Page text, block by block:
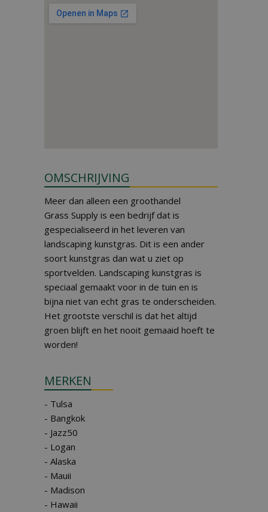
OMSCHRIJVING
Meer dan alleen een groothandel
Grass Supply is een bedrijf dat is
gespecialiseerd in het leveren van
landscaping kunstgras. Dit is een ander
soort kunstgras dan wat u ziet op
sportvelden. Landscaping kunstgras is
speciaal gemaakt voor in de tuin en is
bijna niet van echt gras te onderscheiden.
Het grootste verschil is dat het altijd
groen blijft en het nooit gemaaid hoeft te
worden!
MERKEN
- Tulsa
- Bangkok
- Jazz50
- Logan
- Alaska
- Mauii
- Madison
- Hawaii